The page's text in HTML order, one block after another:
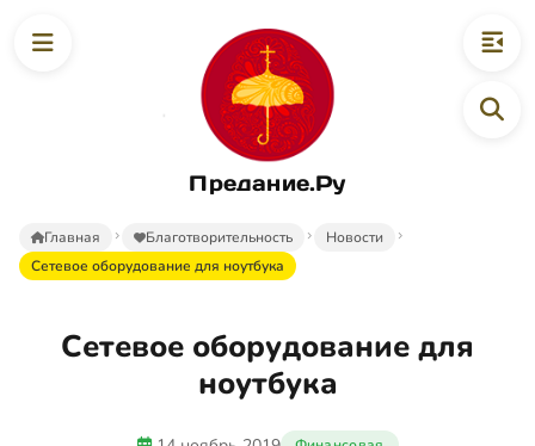
Предание.Ру
Главная Благотворительность
Новости
Сетевое оборудование для ноутбука
Сетевое оборудование для
ноутбука